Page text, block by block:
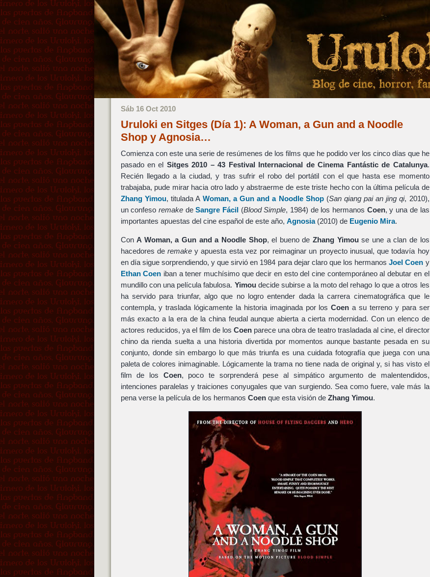
Sáb 16 Oct 2010
Uruloki en Sitges (Día 1): A Woman, a Gun and a Noodle
Shop y Agnosia…
Comienza con este una serie de resúmenes de los films que he podido ver los cinco días que he
pasado en el Sitges 2010 – 43 Festival Internacional de Cinema Fantástic de Catalunya.
Recién llegado a la ciudad, y tras sufrir el robo del portátil con el que hasta ese momento
trabajaba, pude mirar hacia otro lado y abstraerme de este triste hecho con la última película de
Zhang Yimou, titulada AWoman, a Gun and a Noodle Shop(San qiang pai an jing qi, 2010),
un confeso remakedeSangre Fácil(Blood Simple, 1984) de los hermanos Coen, y una de las
importantes apuestas del cine español de este año, Agnosia(2010) de Eugenio Mira.
ConA Woman, a Gun and a Noodle Shop, el bueno deZhang Yimouse une a clan de los
hacedores de remakey apuesta esta vez por reimaginar un proyecto inusual, que todavía hoy
en día sigue sorprendiendo, y que sirvió en 1984 para dejar claro que los hermanosJoel Coen y
Ethan Coen iban a tener muchísimo que decir en esto del cine contemporáneo al debutar en el
mundillo con una película fabulosa. Yimoudecide subirse a la moto del rehago lo que a otros les
ha servido para triunfar, algo que no logro entender dada la carrera cinematográfica que le
contempla, y traslada lógicamente la historia imaginada por losCoen a su terreno y para ser
más exacto a la era de la china feudal aunque abierta a cierta modernidad. Con un elenco de
actores reducidos, ya el film de los Coenparece una obra de teatro trasladada al cine, el director
chino da rienda suelta a una historia divertida por momentos aunque bastante pesada en su
conjunto, donde sin embargo lo que más triunfa es una cuidada fotografía que juega con una
paleta de colores inimaginable. Lógicamente la trama no tiene nada de original y, si has visto el
film de los Coen, poco te sorprenderá pese al simpático argumento de malentendidos,
intenciones paralelas y traiciones conyugales que van surgiendo. Sea como fuere, vale más la
pena verse la película de los hermanos Coenque esta visión de Zhang Yimou.